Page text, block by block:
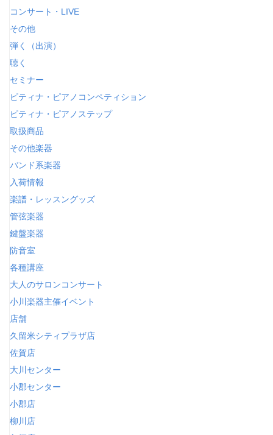
コンサート・LIVE
その他
弾く（出演）
聴く
セミナー
ピティナ・ピアノコンペティション
ピティナ・ピアノステップ
取扱商品
その他楽器
バンド系楽器
入荷情報
楽譜・レッスングッズ
管弦楽器
鍵盤楽器
防音室
各種講座
大人のサロンコンサート
小川楽器主催イベント
店舗
久留米シティプラザ店
佐賀店
大川センター
小郡センター
小郡店
柳川店